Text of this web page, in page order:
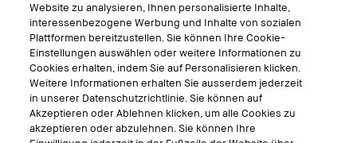
Folgen
© Bobbi Brown Professional Cosmetics, Inc. Alle Rechte vorbehalten.
Allgemeine Geschäftsbedingungen
Nutzungsbedingungen
Website zu analysieren, Ihnen personalisierte Inhalte,
interessenbezogene Werbung und Inhalte von sozialen
Plattformen bereitzustellen. Sie können Ihre Cookie-
Einstellungen auswählen oder weitere Informationen zu
Cookies erhalten, indem Sie auf Personalisieren klicken.
Weitere Informationen erhalten Sie ausserdem jederzeit
in unserer Datenschutzrichtlinie. Sie können auf
Akzeptieren oder Ablehnen klicken, um alle Cookies zu
akzeptieren oder abzulehnen. Sie können Ihre